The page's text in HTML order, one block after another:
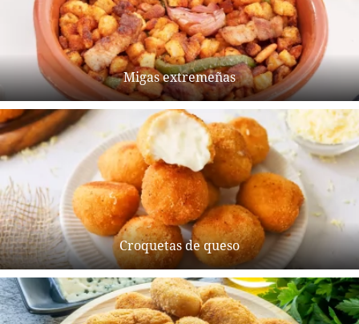
Migas extremeñas
Croquetas de queso